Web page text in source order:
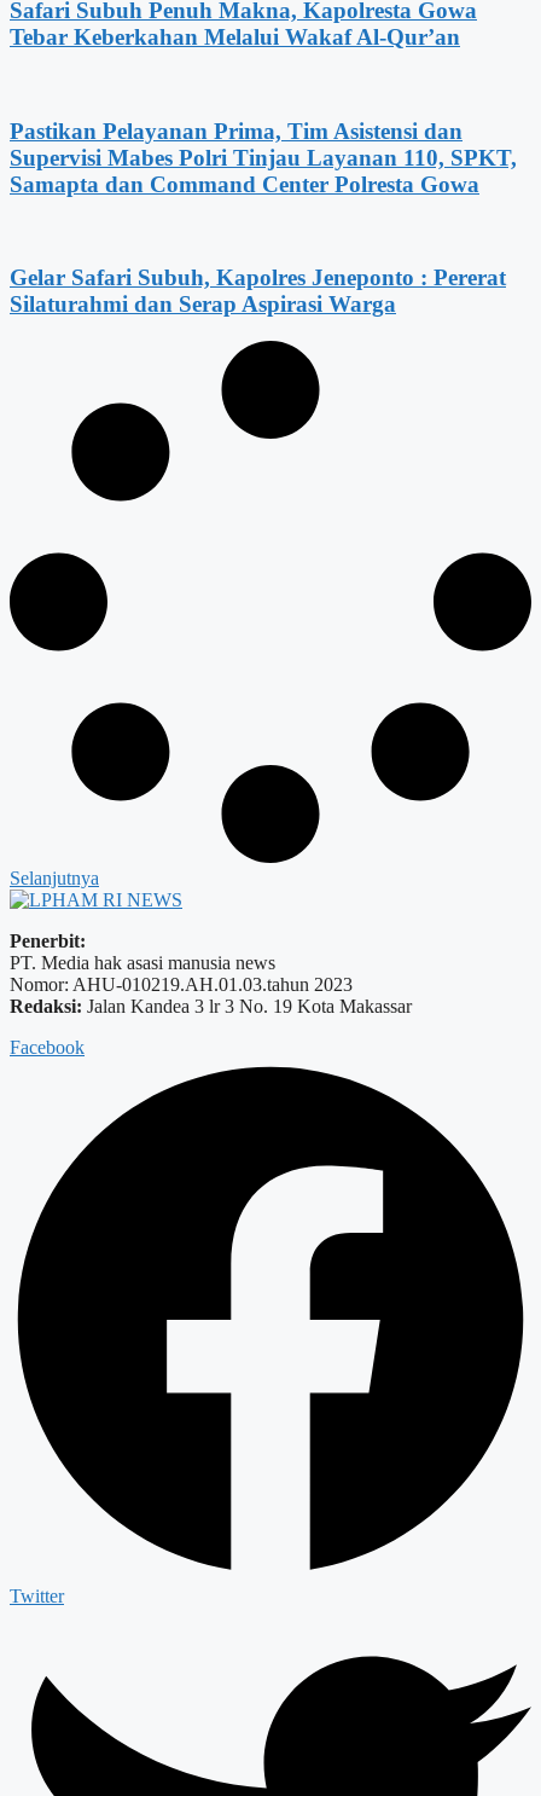
Safari Subuh Penuh Makna, Kapolresta Gowa
Tebar Keberkahan Melalui Wakaf Al-Qur’an
Pastikan Pelayanan Prima, Tim Asistensi dan
Supervisi Mabes Polri Tinjau Layanan 110, SPKT,
Samapta dan Command Center Polresta Gowa
Gelar Safari Subuh, Kapolres Jeneponto : Pererat
Silaturahmi dan Serap Aspirasi Warga
Selanjutnya
Penerbit:
PT. Media hak asasi manusia news
Nomor: AHU-010219.AH.01.03.tahun 2023
Redaksi: Jalan Kandea 3 lr 3 No. 19 Kota Makassar
Facebook
Twitter